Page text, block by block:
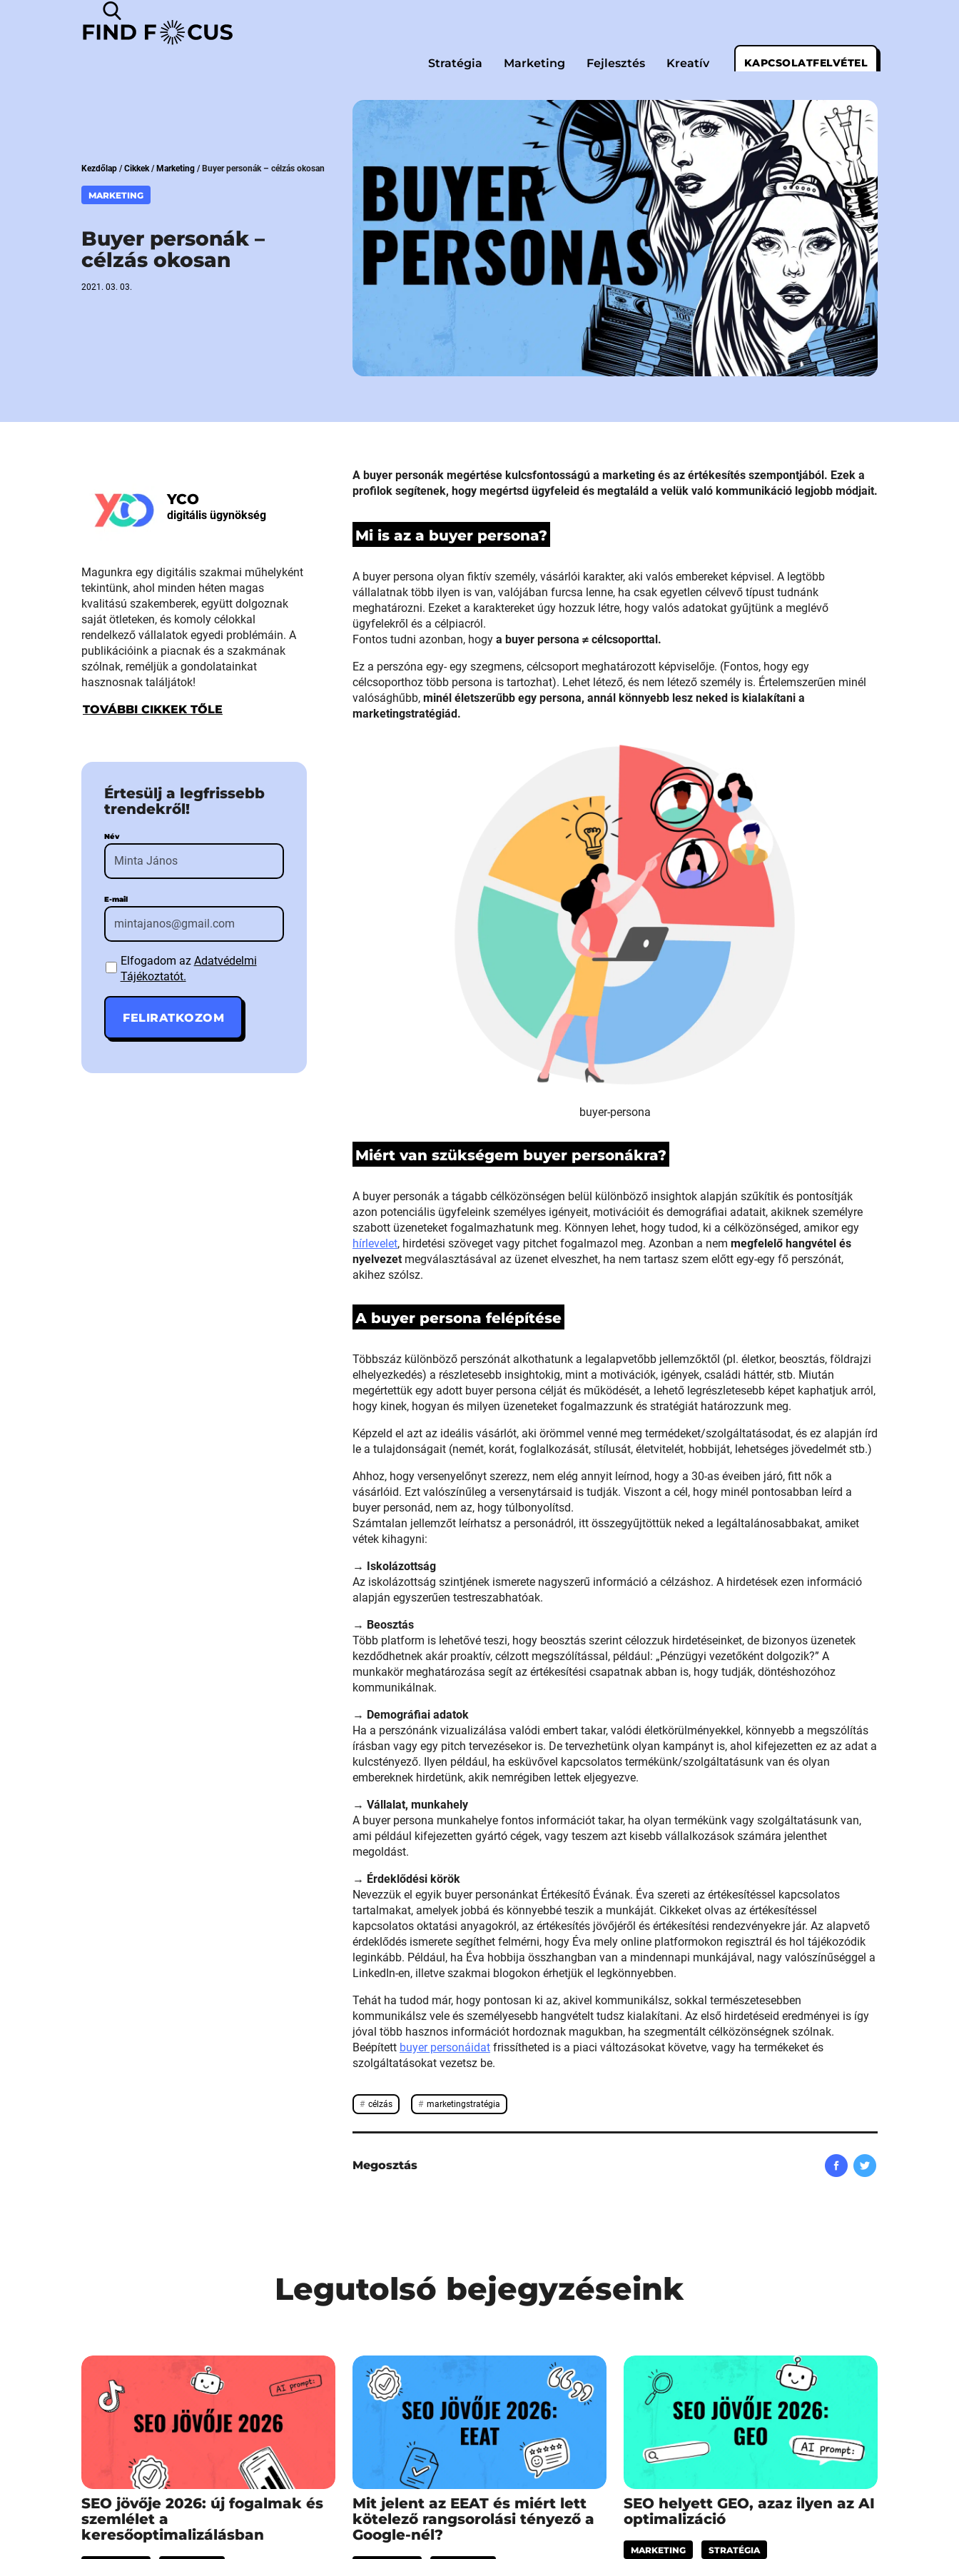
Stratégia Marketing Fejlesztés Kreatív KAPCSOLATFELVÉTEL
Kezdőlap /Cikkek/ Marketing / Buyer personák – célzás okosan
MARKETING
Buyer personák –
célzás okosan
2021. 03. 03.
YCO
digitális ügynökség
Magunkra egy digitális szakmai műhelyként
tekintünk, ahol minden héten magas
kvalitású szakemberek, együtt dolgoznak
saját ötleteken, és komoly célokkal
rendelkező vállalatok egyedi problémáin. A
publikációink a piacnak és a szakmának
szólnak, reméljük a gondolatainkat
hasznosnak találjátok!
TOVÁBBI CIKKEK TŐLE
Értesülj a legfrissebb
trendekről!
Név
E-mail
Elfogadom az Adatvédelmi
Tájékoztatót.
A buyer personák megértése kulcsfontosságú a marketing és az értékesítés szempontjából. Ezek a
profilok segítenek, hogy megértsd ügyfeleid és megtaláld a velük való kommunikáció legjobb módjait.
Mi is az a buyer persona?
A buyer persona olyan fiktív személy, vásárlói karakter, aki valós embereket képvisel. A legtöbb
vállalatnak több ilyen is van, valójában furcsa lenne, ha csak egyetlen célvevő típust tudnánk
meghatározni. Ezeket a karaktereket úgy hozzuk létre, hogy valós adatokat gyűjtünk a meglévő
ügyfelekről és a célpiacról.
Fontos tudni azonban, hogy a buyer persona ≠ célcsoporttal.
Ez a perszóna egy- egy szegmens, célcsoport meghatározott képviselője. (Fontos, hogy egy
célcsoporthoz több persona is tartozhat). Lehet létező, és nem létező személy is. Értelemszerűen minél
valósághűbb, minél életszerűbb egy persona, annál könnyebb lesz neked is kialakítani a
marketingstratégiád.
buyer-persona
Miért van szükségem buyer personákra?
A buyer personák a tágabb célközönségen belül különböző insightok alapján szűkítik és pontosítják
azon potenciális ügyfeleink személyes igényeit, motivációit és demográfiai adatait, akiknek személyre
szabott üzeneteket fogalmazhatunk meg. Könnyen lehet, hogy tudod, ki a célközönséged, amikor egy
hírlevelet, hirdetési szöveget vagy pitchet fogalmazol meg. Azonban a nem megfelelő hangvétel és
nyelvezet megválasztásával az üzenet elveszhet, ha nem tartasz szem előtt egy-egy fő perszónát,
akihez szólsz.
A buyer persona felépítése
Többszáz különböző perszónát alkothatunk a legalapvetőbb jellemzőktől (pl. életkor, beosztás, földrajzi
elhelyezkedés) a részletesebb insightokig, mint a motivációk, igények, családi háttér, stb. Miután
megértettük egy adott buyer persona célját és működését, a lehető legrészletesebb képet kaphatjuk arról,
hogy kinek, hogyan és milyen üzeneteket fogalmazzunk és stratégiát határozzunk meg.
Képzeld el azt az ideális vásárlót, aki örömmel venné meg termédeket/szolgáltatásodat, és ez alapján írd
le a tulajdonságait (nemét, korát, foglalkozását, stílusát, életvitelét, hobbiját, lehetséges jövedelmét stb.)
Ahhoz, hogy versenyelőnyt szerezz, nem elég annyit leírnod, hogy a 30-as éveiben járó, fitt nők a
vásárlóid. Ezt valószínűleg a versenytársaid is tudják. Viszont a cél, hogy minél pontosabban leírd a
buyer personád, nem az, hogy túlbonyolítsd.
Számtalan jellemzőt leírhatsz a personádról, itt összegyűjtöttük neked a legáltalánosabbakat, amiket
vétek kihagyni:
→ Iskolázottság
Az iskolázottság szintjének ismerete nagyszerű információ a célzáshoz. A hirdetések ezen információ
alapján egyszerűen testreszabhatóak.
→ Beosztás
Több platform is lehetővé teszi, hogy beosztás szerint célozzuk hirdetéseinket, de bizonyos üzenetek
kezdődhetnek akár proaktív, célzott megszólítással, például: „Pénzügyi vezetőként dolgozik?” A
munkakör meghatározása segít az értékesítési csapatnak abban is, hogy tudják, döntéshozóhoz
kommunikálnak.
→ Demográfiai adatok
Ha a perszónánk vizualizálása valódi embert takar, valódi életkörülményekkel, könnyebb a megszólítás
írásban vagy egy pitch tervezésekor is. De tervezhetünk olyan kampányt is, ahol kifejezetten ez az adat a
kulcstényező. Ilyen például, ha esküvővel kapcsolatos termékünk/szolgáltatásunk van és olyan
embereknek hirdetünk, akik nemrégiben lettek eljegyezve.
→ Vállalat, munkahely
A buyer persona munkahelye fontos információt takar, ha olyan termékünk vagy szolgáltatásunk van,
ami például kifejezetten gyártó cégek, vagy teszem azt kisebb vállalkozások számára jelenthet
megoldást.
→ Érdeklődési körök
Nevezzük el egyik buyer personánkat Értékesítő Évának. Éva szereti az értékesítéssel kapcsolatos
tartalmakat, amelyek jobbá és könnyebbé teszik a munkáját. Cikkeket olvas az értékesítéssel
kapcsolatos oktatási anyagokról, az értékesítés jövőjéről és értékesítési rendezvényekre jár. Az alapvető
érdeklődés ismerete segíthet felmérni, hogy Éva mely online platformokon regisztrál és hol tájékozódik
leginkább. Például, ha Éva hobbija összhangban van a mindennapi munkájával, nagy valószínűséggel a
LinkedIn-en, illetve szakmai blogokon érhetjük el legkönnyebben.
Tehát ha tudod már, hogy pontosan ki az, akivel kommunikálsz, sokkal természetesebben
kommunikálsz vele és személyesebb hangvételt tudsz kialakítani. Az első hirdetéseid eredményei is így
jóval több hasznos információt hordoznak magukban, ha szegmentált célközönségnek szólnak.
Beépített buyer personáidat frissítheted is a piaci változásokat követve, vagy ha termékeket és
szolgáltatásokat vezetsz be.
célzás marketingstratégia
Megosztás
Legutolsó bejegyzéseink
SEO jövője 2026: új fogalmak és
szemlélet a
keresőoptimalizálásban
Mit jelent az EEAT és miért lett
kötelező rangsorolási tényező a
Google-nél?
SEO helyett GEO, azaz ilyen az AI
optimalizáció
MARKETING STRATÉGIA